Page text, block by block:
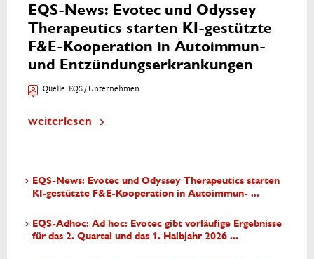
EQS-News: Evotec und Odyssey
Therapeutics starten KI-gestützte
F&E-Kooperation in Autoimmun-
und Entzündungserkrankungen
Quelle:EQS / Unternehmen
weiterlesen
EQS-News: Evotec und Odyssey Therapeutics starten
KI-gestützte F&E-Kooperation in Autoimmun- ...
EQS-Adhoc: Ad hoc: Evotec gibt vorläufige Ergebnisse
für das 2. Quartal und das 1. Halbjahr 2026 ...